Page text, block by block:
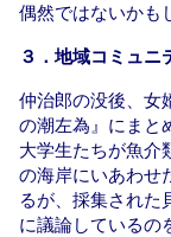
偶然ではないかも
３．地域コミュニ
仲治郎の没後、女
の潮左為』にまと
大学生たちが魚介
の海岸にいあわせ
るが、採集された
に議論しているの